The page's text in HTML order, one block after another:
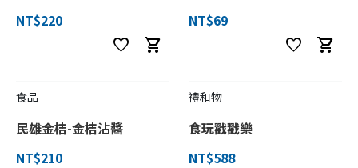
NT$220
favorite shopping_cart
NT$69
favorite shopping_cart
食品
民雄金桔-金桔沾醬
NT$210
禮和物
食玩戳戳樂
NT$588